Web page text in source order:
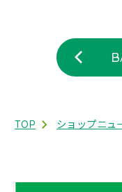
TOP ショップニュ